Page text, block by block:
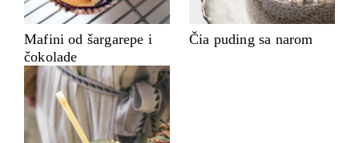
Mafini od šargarepe i
čokolade
Čia puding sa narom